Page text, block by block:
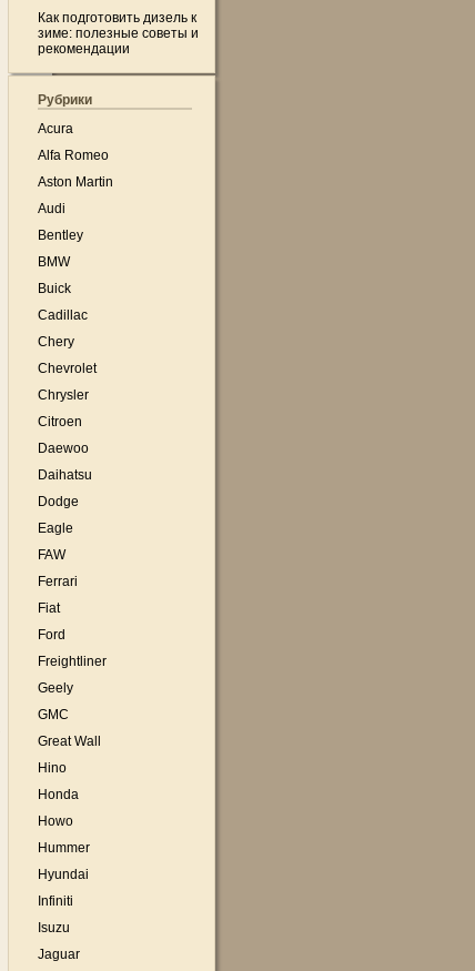
Как подготовить дизель к
зиме: полезные советы и
рекомендации
Рубрики
Acura
Alfa Romeo
Aston Martin
Audi
Bentley
BMW
Buick
Cadillac
Chery
Chevrolet
Chrysler
Citroen
Daewoo
Daihatsu
Dodge
Eagle
FAW
Ferrari
Fiat
Ford
Freightliner
Geely
GMC
Great Wall
Hino
Honda
Howo
Hummer
Hyundai
Infiniti
Isuzu
Jaguar